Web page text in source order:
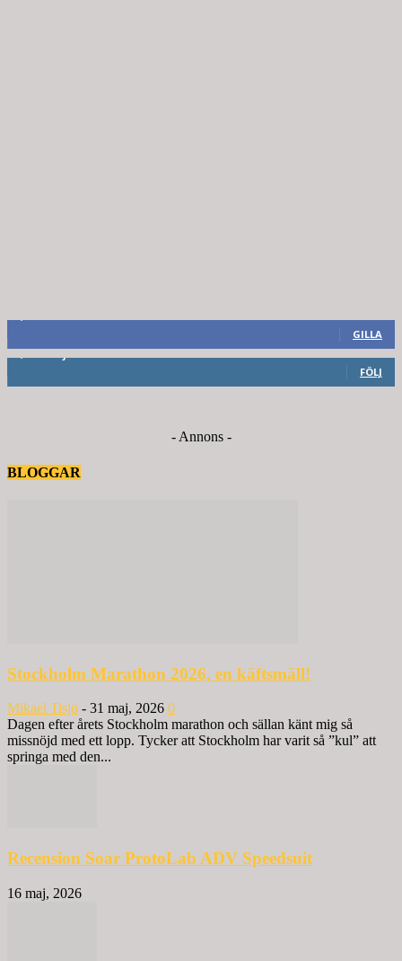
GILLA
FÖLJ
- Annons -
BLOGGAR
Stockholm Marathon 2026, en käftsmäll!
Mikael Tisjö - 31 maj, 2026 0
Dagen efter årets Stockholm marathon och sällan känt mig så
missnöjd med ett lopp. Tycker att Stockholm har varit så ”kul” att
springa med den...
Recension Soar ProtoLab ADV Speedsuit
16 maj, 2026